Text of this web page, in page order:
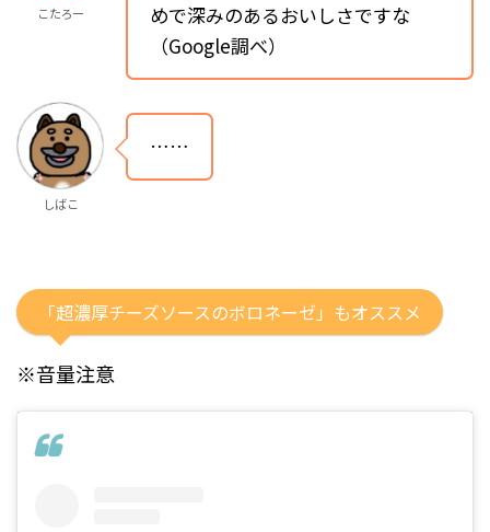
こたろー
めで深みのあるおいしさですな
（Google調べ）
しばこ
……
「超濃厚チーズソースのボロネーゼ」もオススメ
※音量注意